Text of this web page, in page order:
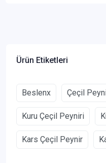
Ürün Etiketleri
Beslenx Çeçil
Kuru Çeçil Peyniri
Kars Çeçil Peynir